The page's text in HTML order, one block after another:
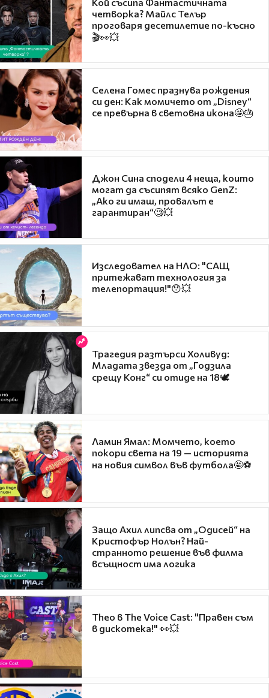
четворка? Майлс Телър
проговаря десетилетие по-късно
🎬👀💥
Селена Гомес празнува рождения
си ден: Как момичето от „Disney“
се превърна в световна икона🤩🎂
Джон Сина сподели 4 неща, които
могат да съсипят всяко GenZ:
„Ако ги имаш, провалът е
гарантиран“🧐💥
Изследовател на НЛО: "САЩ
притежават технология за
телепортация!"😯💥
Трагедия разтърси Холивуд:
Младата звезда от „Годзила
срещу Конг“ си отиде на 18🕊️
Ламин Ямал: Момчето, което
покори света на 19 — историята
на новия символ във футбола🤩⚽
Защо Ахил липсва от „Одисей“ на
Кристофър Нолън? Най-
странното решение във филма
всъщност има логика
Theo в The Voice Cast: "Правен съм
в дискотека!" 👀💥